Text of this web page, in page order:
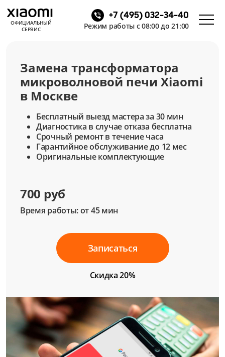
ОФИЦИАЛЬНЫЙ
СЕРВИС
+7 (495) 032-34-40
Режим работы с 08:00 до 21:00
Замена трансформатора
микроволновой печи Xiaomi
в Москве
Бесплатный выезд мастера за 30 мин
Диагностика в случае отказа бесплатна
Срочный ремонт в течение часа
Гарантийное обслуживание до 12 мес
Оригинальные комплектующие
700 руб
Время работы: от 45 мин
Записаться
Скидка 20%